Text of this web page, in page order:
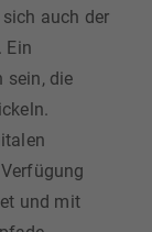
auch der
Ein
sein, die
und mit